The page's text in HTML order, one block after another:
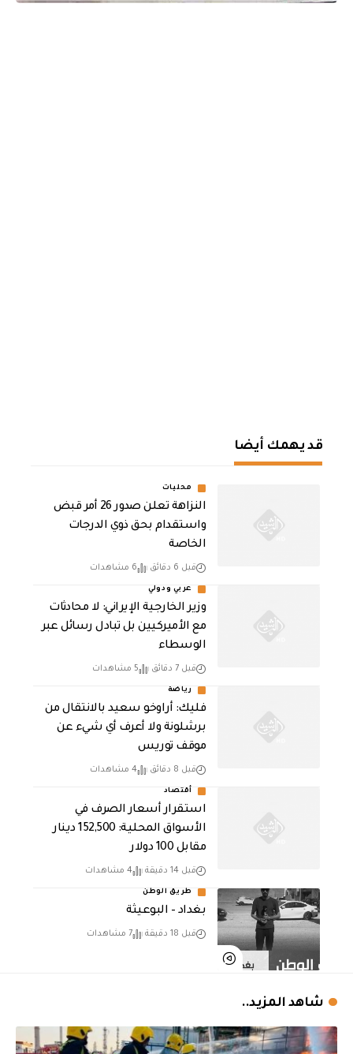
قد يهمك أيضا
محليات
النزاهة تعلن صدور 26 أمر قبض
واستقدام بحق ذوي الدرجات
الخاصة
قبل 6 دقائق 6 مشاهدات
عربي ودولي
‏وزير الخارجية الإيراني: لا محادثات
مع الأميركيين بل تبادل رسائل عبر
الوسطاء
قبل 7 دقائق 5 مشاهدات
رياضة
فليك: أراوخو سعيد بالانتقال من
برشلونة ولا أعرف أي شيء عن
موقف توريس
قبل 8 دقائق 4 مشاهدات
أقتصاد
استقرار أسعار الصرف في
الأسواق المحلية: 152,500 دينار
مقابل 100 دولار
قبل 14 دقيقة 4 مشاهدات
طريق الوطن
بغداد – البوعيثة
قبل 18 دقيقة 7 مشاهدات
شاهد المزيد..